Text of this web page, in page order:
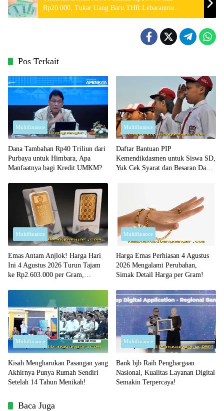
Rp20.000, Tukar Uang Baru THR Lebaranmu
Sekarang!
Pos Terkait
Multifinance
Dana Tambahan Rp40 Triliun dari
Purbaya untuk Himbara, Apa
Manfaatnya bagi Kredit UMKM?
Multifinance
Daftar Bantuan PIP
Kemendikdasmen untuk Siswa SD,
Yuk Cek Syarat dan Besaran Dana
Multifinance
Emas Antam Anjlok! Harga Hari
Ini 4 Agustus 2026 Turun Tajam
ke Rp2.603.000 per Gram,
Multifinance
Harga Emas Perhiasan 4 Agustus
2026 Mengalami Perubahan,
Simak Detail Harga per Gram!
Multifinance
Kisah Mengharukan Pasangan yang
Akhirnya Punya Rumah Sendiri
Setelah 14 Tahun Menikah!
Multifinance
Bank bjb Raih Penghargaan
Nasional, Kualitas Layanan Digital
Semakin Terpercaya!
Baca Juga